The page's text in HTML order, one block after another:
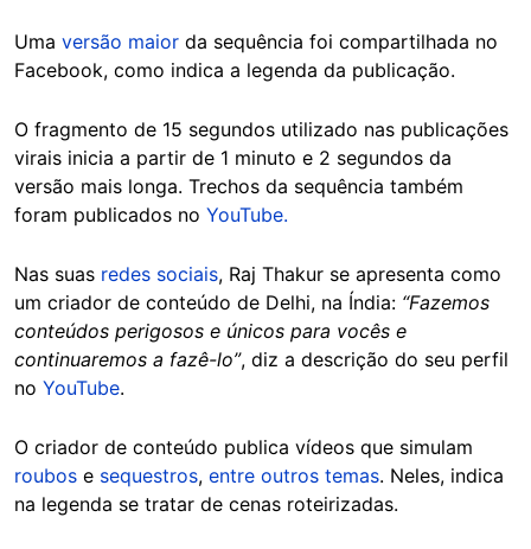
Uma versão maior da sequência foi compartilhada no
Facebook, como indica a legenda da publicação.
O fragmento de 15 segundos utilizado nas publicações
virais inicia a partir de 1 minuto e 2 segundos da
versão mais longa. Trechos da sequência também
foram publicados no YouTube.
Nas suas redes sociais, Raj Thakur se apresenta como
um criador de conteúdo de Delhi, na Índia: “Fazemos
conteúdos perigosos e únicos para vocês e
continuaremos a fazê-lo”, diz a descrição do seu perfil
no YouTube.
O criador de conteúdo publica vídeos que simulam
roubos e sequestros, entre outros temas. Neles, indica
na legenda se tratar de cenas roteirizadas.